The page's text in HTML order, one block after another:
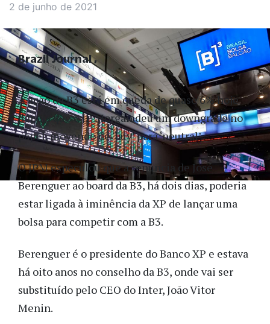
2 de junho de 2021
A ação da B3 está em queda de quase 6% hoje
depois que o JP Morgan deu um downgrade no
papel, movendo de ‘buy’ para ‘neutral’.
O JPM especulou que a renúncia de José
Berenguer ao board da B3, há dois dias, poderia
estar ligada à iminência da XP de lançar uma
bolsa para competir com a B3.
Berenguer é o presidente do Banco XP e estava
há oito anos no conselho da B3, onde vai ser
substituído pelo CEO do Inter, João Vitor
Menin.
Brazil Journal